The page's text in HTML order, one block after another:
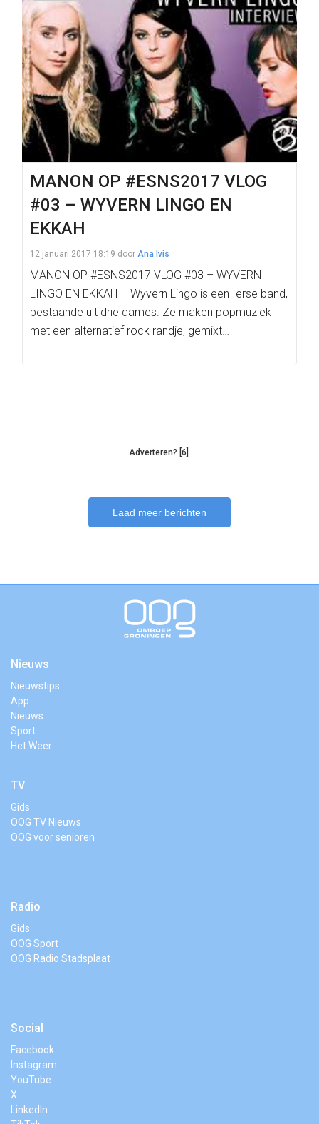
MANON OP #ESNS2017 VLOG
#03 – WYVERN LINGO EN
EKKAH
12 januari 2017 18:19 door Ana Ivis
MANON OP #ESNS2017 VLOG #03 – WYVERN
LINGO EN EKKAH – Wyvern Lingo is een Ierse band,
bestaande uit drie dames. Ze maken popmuziek
met een alternatief rock randje, gemixt…
Adverteren? [6]
Laad meer berichten
Nieuws
Nieuwstips
App
Nieuws
Sport
Het Weer
TV
Gids
OOG TV Nieuws
OOG voor senioren
Radio
Gids
OOG Sport
OOG Radio Stadsplaat
Social
Facebook
Instagram
YouTube
X
LinkedIn